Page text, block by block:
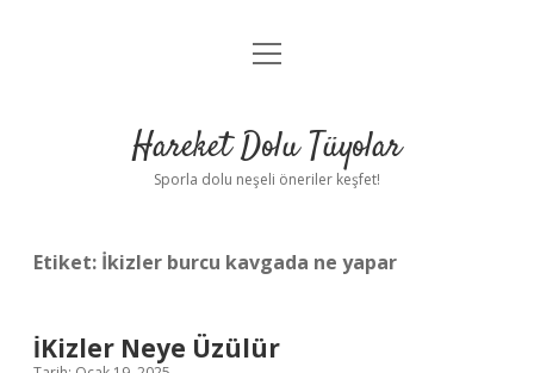
Anasayfa
Yasal Uyarı
menüyü
Hareket Dolu Tüyolar
Sporla dolu neşeli öneriler keşfet!
Etiket: İkizler burcu kavgada ne yapar
İKizler Neye Üzülür